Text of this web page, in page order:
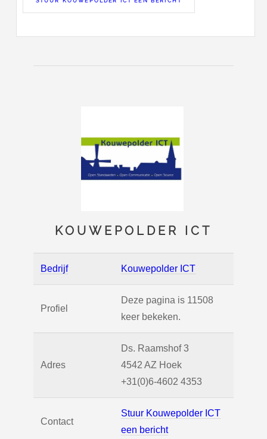
KOUWEPOLDER ICT
Bedrijf Kouwepolder ICT
Profiel
Deze pagina is 11508
keer bekeken.
Adres
Ds. Raamshof 3
4542 AZ Hoek
+31(0)6-4602 4353
Contact
Stuur Kouwepolder ICT
een bericht